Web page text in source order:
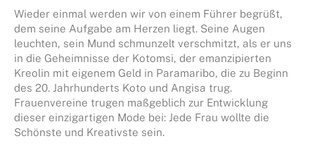
Wieder einmal werden wir von einem Führer begrüßt,
dem seine Aufgabe am Herzen liegt. Seine Augen
leuchten, sein Mund schmunzelt verschmitzt, als er uns
in die Geheimnisse der Kotomsi, der emanzipierten
Kreolin mit eigenem Geld in Paramaribo, die zu Beginn
des 20. Jahrhunderts Koto und Angisa trug.
Frauenvereine trugen maßgeblich zur Entwicklung
dieser einzigartigen Mode bei: Jede Frau wollte die
Schönste und Kreativste sein.